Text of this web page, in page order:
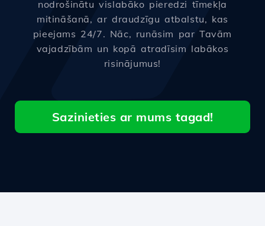
nodrošinātu vislabāko pieredzi tīmekļa
mitināšanā, ar draudzīgu atbalstu, kas
pieejams 24/7. Nāc, runāsim par Tavām
vajadzībām un kopā atradīsim labākos
risinājumus!
Sazinieties ar mums tagad!